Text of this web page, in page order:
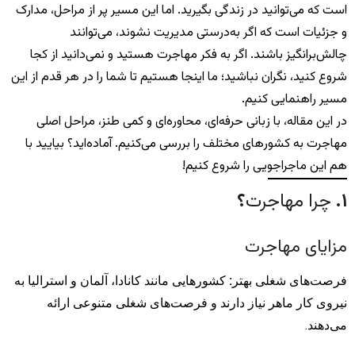
است که می‌توانید در زندگی بگیرید. اما این مسیر پر از مراحل، مدارک
و جزئیات است که اگر به‌درستی مدیریت نشوند، می‌توانند
چالش‌برانگیز باشند. اگر به فکر مهاجرت هستید و نمی‌دانید از کجا
شروع کنید، نگران نباشید؛ ما اینجا هستیم تا شما را در هر قدم از این
مسیر راهنمایی کنیم.
در این مقاله، با زبانی حرفه‌ای، محاوره‌ای و کمی طنز، مراحل اصلی
مهاجرت به کشورهای مختلف را بررسی می‌کنیم. آماده‌اید؟ بیایید با
هم این ماجراجویی را شروع کنیم!
۱. چرا مهاجرت؟
مزایای مهاجرت
فرصت‌های شغلی بهتر : کشورهایی مانند کانادا، آلمان و استرالیا به
نیروی کار ماهر نیاز دارند و فرصت‌های شغلی متنوعی ارائه
می‌دهند.